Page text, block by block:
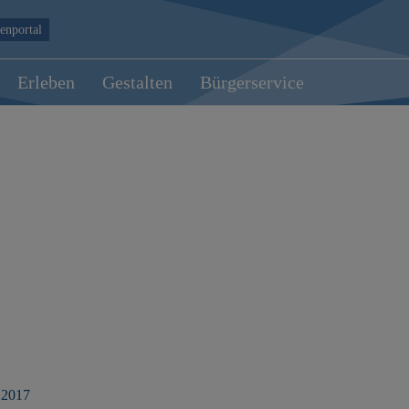
Erleben Gestalten Bürgerservice